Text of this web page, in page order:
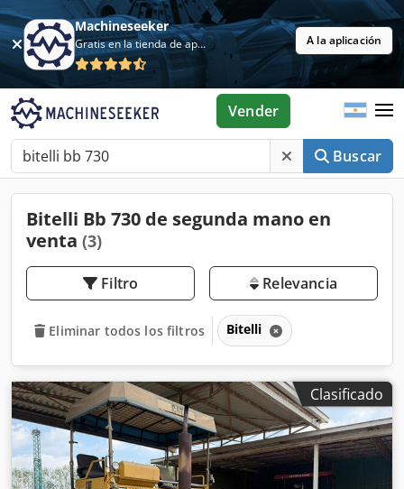
Machineseeker
Gratis en la tienda de aplicaciones A la aplicación
Buscar
Vender
Bitelli Bb 730 de segunda mano en
venta (3)
Filtro Relevancia
Eliminar todos los filtros Bitelli
Clasificado